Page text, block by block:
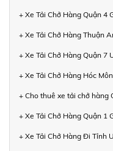
+ Xe Tải Chở Hàng Quận 4
+ Xe Tải Chở Hàng Thuận
+ Xe Tải Chở Hàng Quận 7
+ Xe Tải Chở Hàng Hóc
+ Cho thuê xe tải chở hàng
+ Xe Tải Chở Hàng Quận 1
+ Xe Tải Chở Hàng Đi Tỉnh